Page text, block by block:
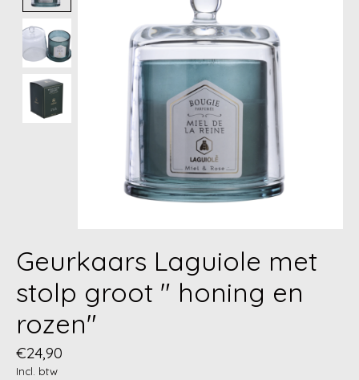
Geurkaars Laguiole met
stolp groot " honing en
rozen"
€24,90
Incl. btw